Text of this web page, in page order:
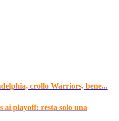
crollo Warriors, bene...
ai playoff: resta solo una